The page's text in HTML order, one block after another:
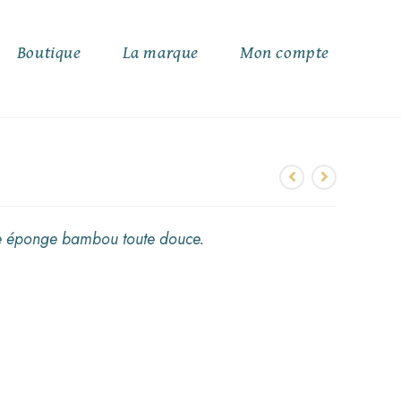
Boutique La marque Mon compte
bambou toute douce.